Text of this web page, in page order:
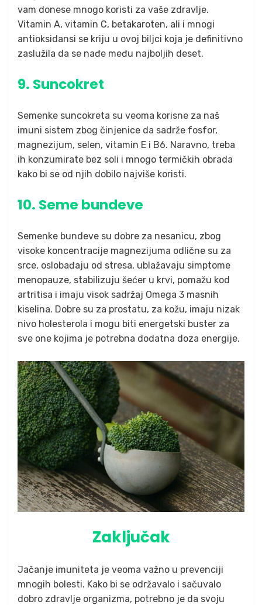
vam donese mnogo koristi za vaše zdravlje.
Vitamin A, vitamin C, betakaroten, ali i mnogi
antioksidansi se kriju u ovoj biljci koja je definitivno
zaslužila da se nađe među najboljih deset.
9. Suncokret
Semenke suncokreta su veoma korisne za naš
imuni sistem zbog činjenice da sadrže fosfor,
magnezijum, selen, vitamin E i B6. Naravno, treba
ih konzumirate bez soli i mnogo termičkih obrada
kako bi se od njih dobilo najviše koristi.
10. Seme bundeve
Semenke bundeve su dobre za nesanicu, zbog
visoke koncentracije magnezijuma odlične su za
srce, oslobađaju od stresa, ublažavaju simptome
menopauze, stabilizuju šećer u krvi, pomažu kod
artritisa i imaju visok sadržaj Omega 3 masnih
kiselina. Dobre su za prostatu, za kožu, imaju nizak
nivo holesterola i mogu biti energetski buster za
sve one kojima je potrebna dodatna doza energije.
Zaključak
Jačanje imuniteta je veoma važno u prevenciji
mnogih bolesti. Kako bi se održavalo i sačuvalo
dobro zdravlje organizma, potrebno je da svoju